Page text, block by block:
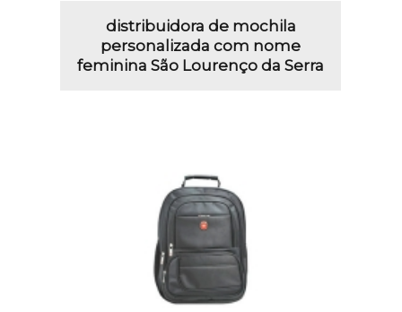
distribuidora de mochila
personalizada com nome
feminina São Lourenço da Serra